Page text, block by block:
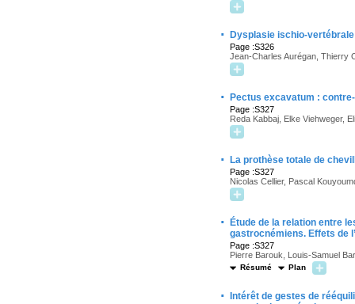
· Dysplasie ischio-
Page :S326
Jean-Charles Aurégan, Thierry
· Pectus excavatum :
Page :S327
Reda Kabbaj, Elke Viehweger,
· La prothèse totale de
Page :S327
Nicolas Cellier, Pascal
·
Étude de la relation entre
gastrocnémiens. Effets de
Page :S327
Pierre Barouk, Louis-Samuel
Résumé Plan
·
Intérêt de gestes de